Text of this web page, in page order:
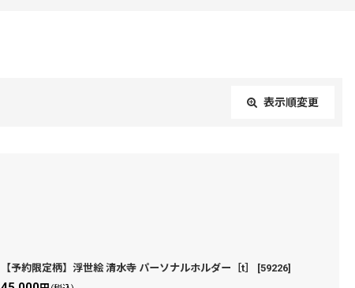
表示順変更
【予約限定柄】浮世絵 清水寺 パーソナルホルダー［t］ [59226]